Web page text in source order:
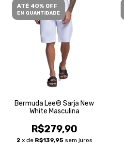
ATÉ 40% OFF
EM QUANTIDADE
Bermuda Lee® Sarja New
White Masculina
R$279,90
2 x de R$139,95 sem juros